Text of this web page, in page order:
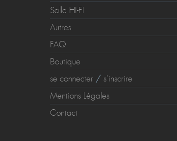
Salle HI-FI
Autres
FAQ
Boutique
se connecter / s'inscrire
Mentions Légales
Contact